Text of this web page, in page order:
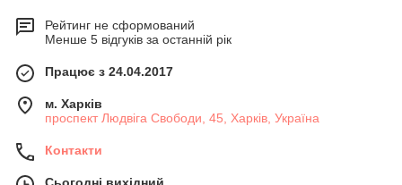
Рейтинг не сформований
Менше 5 відгуків за останній рік
Працює з 24.04.2017
м. Харків
проспект Людвіга Свободи, 45, Харків, Україна
Контакти
Сьогодні вихідний